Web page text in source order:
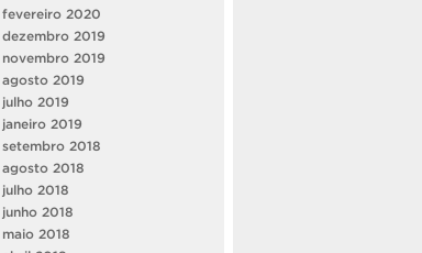
fevereiro 2020
dezembro 2019
novembro 2019
agosto 2019
julho 2019
janeiro 2019
setembro 2018
agosto 2018
julho 2018
junho 2018
maio 2018